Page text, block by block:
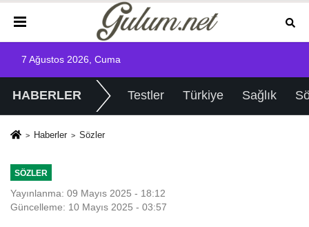
7 Ağustos 2026, Cuma
HABERLER Testler Türkiye Sağlık
Haberler Sözler
SÖZLER
Yayınlanma: 09 Mayıs 2025 - 18:12
Güncelleme: 10 Mayıs 2025 - 03:57